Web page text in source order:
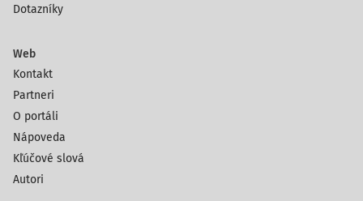
Dotazníky
Web
Kontakt
Partneri
O portáli
Nápoveda
Kľúčové slová
Autori